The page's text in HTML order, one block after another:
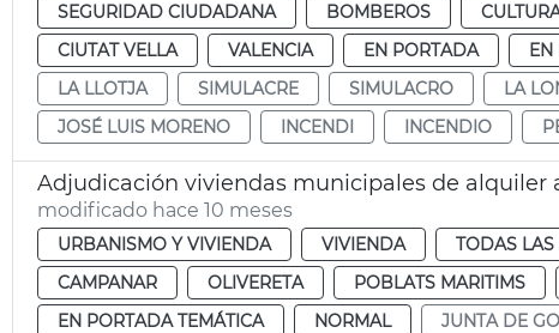
SEGURIDAD CIUDADANA BOMBEROS
CIUTAT VELLA
VALENCIA EN PORTADA EN
LA LLOTJA
SIMULACRE SIMULACRO LA
JOSÉ LUIS MORENO
INCENDI INCENDIO
Adjudicación viviendas municipales de alquiler
modificado hace 10 meses
URBANISMO Y VIVIENDA VIVIENDA TODAS
CAMPANAR
OLIVERETA POBLATS MARITIMS
EN PORTADA TEMÁTICA
NORMAL JUNTA DE